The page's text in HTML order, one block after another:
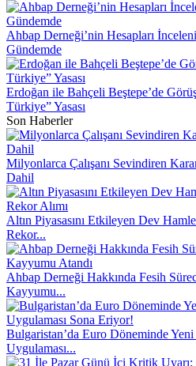
Ahbap Derneği’nin Hesapları
Gündemde
Erdoğan ile Bahçeli Beştepe’de
Türkiye” Yasası
Son Haberler
Milyonlarca Çalışanı Sevindiren
Dahil
Altın Piyasasını Etkileyen Dev
Rekor...
Ahbap Derneği Hakkında Fesih
Kayyumu...
Bulgaristan’da Euro Döneminde
Uygulaması...